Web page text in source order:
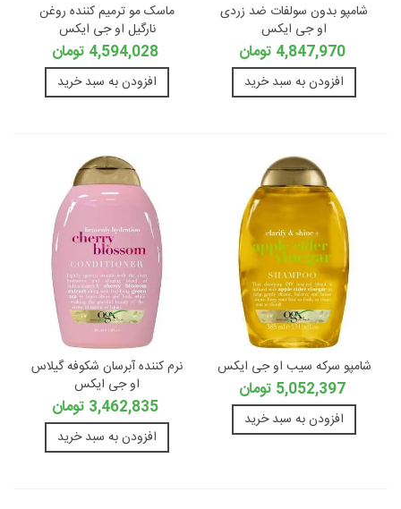
شامپو بدون سولفات ضد زردی
او جی ایکس
4,847,970 تومان
افزودن به سبد خرید
ماسک مو ترمیم کننده روغن
نارگیل او جی ایکس
4,594,028 تومان
افزودن به سبد خرید
شامپو سرکه سیب او جی ایکس
5,052,397 تومان
افزودن به سبد خرید
نرم کننده آبرسان شکوفه گیلاس
او جی ایکس
3,462,835 تومان
افزودن به سبد خرید